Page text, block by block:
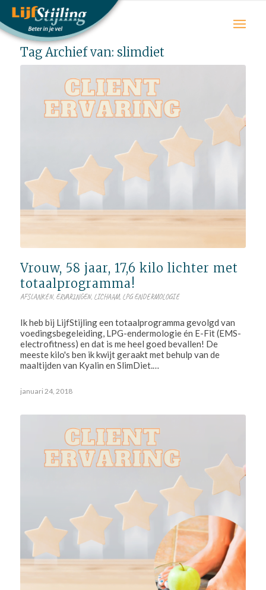
Tag Archief van: slimdiet
Vrouw, 58 jaar, 17,6 kilo lichter met
totaalprogramma!
AFSLANKEN, ERVARINGEN, LICHAAM, LPG ENDERMOLOGIE
Ik heb bij LijfStijling een totaalprogramma gevolgd van
voedingsbegeleiding, LPG-endermologie én E-Fit (EMS-
electrofitness) en dat is me heel goed bevallen! De
meeste kilo's ben ik kwijt geraakt met behulp van de
maaltijden van Kyalin en SlimDiet.…
januari 24, 2018